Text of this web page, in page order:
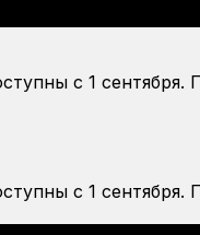
с 1 сентября.
с 1 сентября.